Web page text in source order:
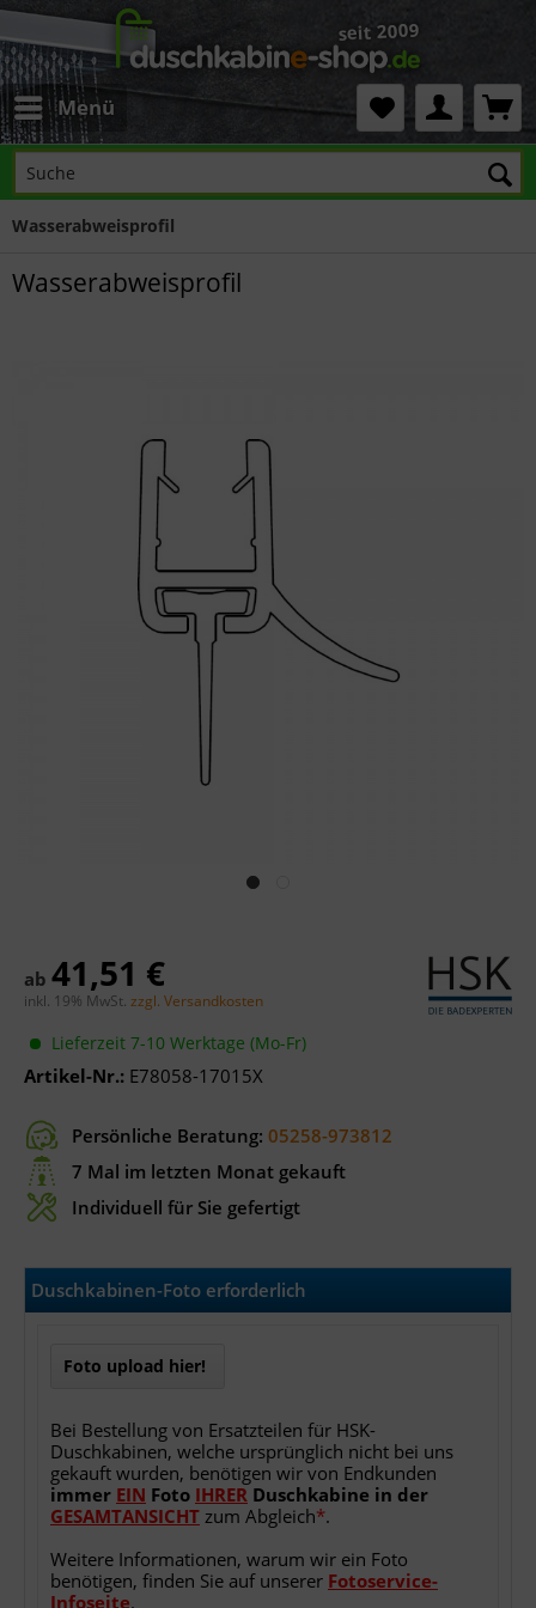
Menü
Wasserabweisprofil
Wasserabweisprofil
ab 41,51 €
inkl. 19% MwSt. zzgl. Versandkosten
Lieferzeit 7-10 Werktage (Mo-Fr)
Artikel-Nr.: E78058-17015X
Persönliche Beratung: 05258-973812
7 Mal im letzten Monat gekauft
Individuell für Sie gefertigt
Duschkabinen-Foto erforderlich
Foto upload hier!
Bei Bestellung von Ersatzteilen für HSK-
Duschkabinen, welche ursprünglich nicht bei uns
gekauft wurden, benötigen wir von Endkunden
immer EIN Foto IHRER Duschkabine in der
GESAMTANSICHT zum Abgleich*.
Weitere Informationen, warum wir ein Foto
benötigen, finden Sie auf unserer Fotoservice-
Infoseite.